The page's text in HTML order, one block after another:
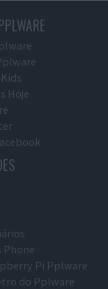
Hoje
Phone
Pi Pplware
do Pplware